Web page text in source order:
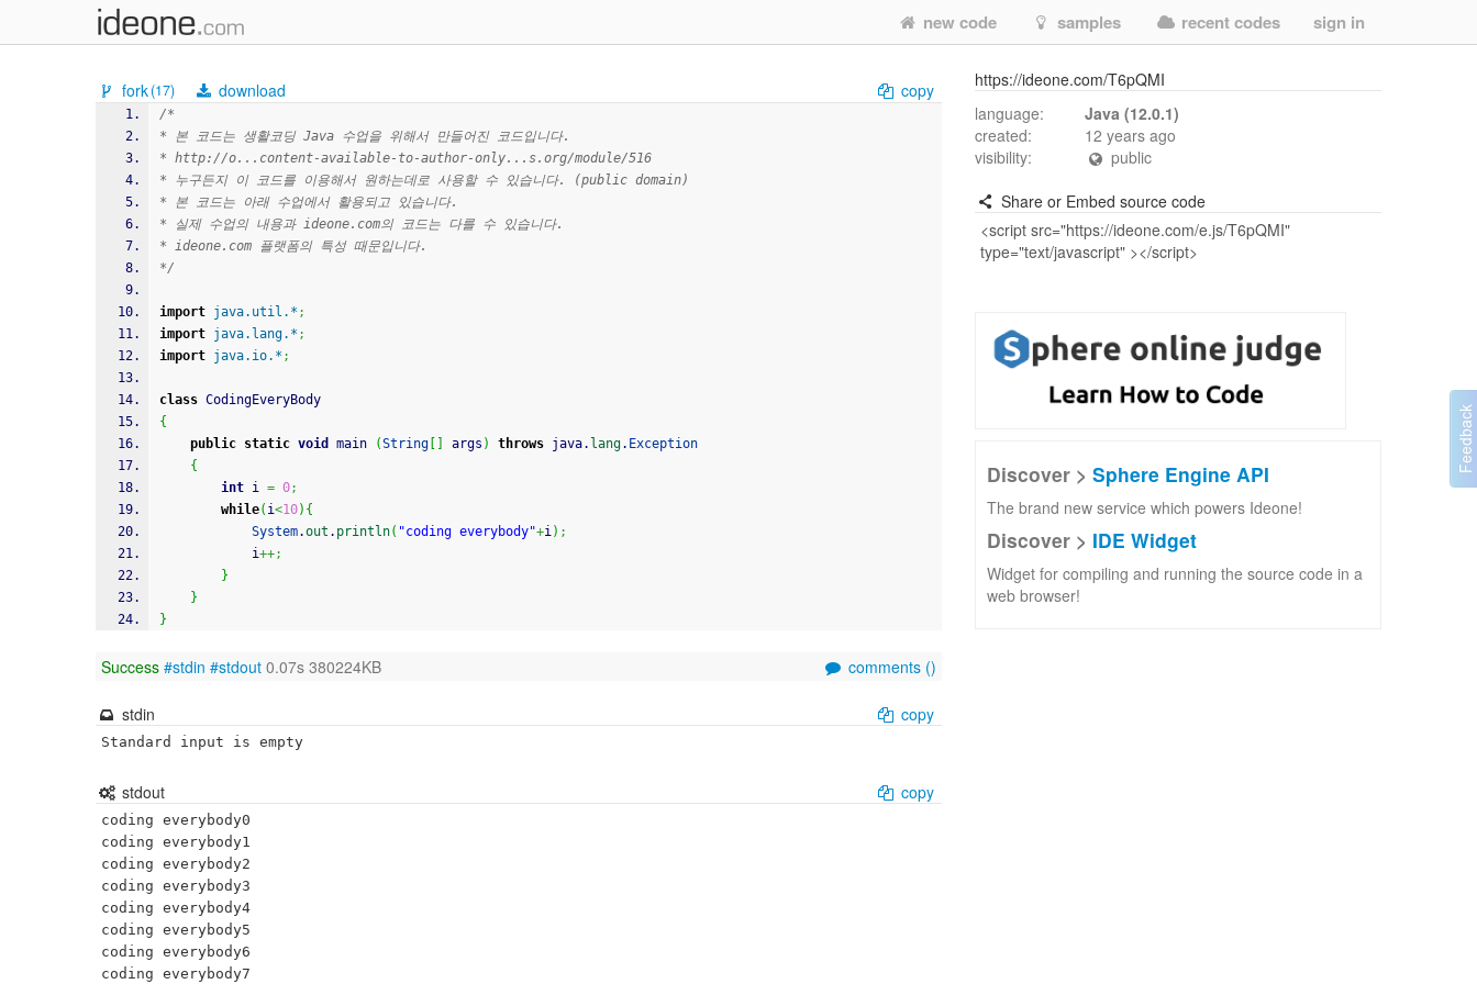
new code samples recent codes sign in
fork(17) download copy
/*
* 본 코드는 생활코딩 Java 수업을 위해서 만들어진 코드입니다.
* http://o...content-available-to-author-only...s.org/module/516
* 누구든지 이 코드를 이용해서 원하는데로 사용할 수 있습니다. (public domain)
* 본 코드는 아래 수업에서 활용되고 있습니다.
* 실제 수업의 내용과 ideone.com의 코드는 다를 수 있습니다.
* ideone.com 플랫폼의 특성 때문입니다.
*/
import java.util.* ;
import java.lang.* ;
import java.io.* ;
class CodingEveryBody
{
public static void main (String args ) throws java. lang. Exception
{
int i = 0;
while( i<10) {
System.out . println( "coding everybody"+i) ;
			i
++;
}
}
}
Success #stdin #stdout 0.07s 380224KB comments ()
stdin copy
Standard input is empty
stdout copy
coding everybody0
coding everybody1
coding everybody2
coding everybody3
coding everybody4
coding everybody5
coding everybody6
coding everybody7
https://ideone.com/T6pQMI
language:
Java (12.0.1)
created:
12 years ago
visibility:
public
Share or Embed source code
Discover > Sphere Engine API
The brand new service which powers Ideone!
Discover > IDE Widget
Widget for compiling and running the source code in a
web browser!